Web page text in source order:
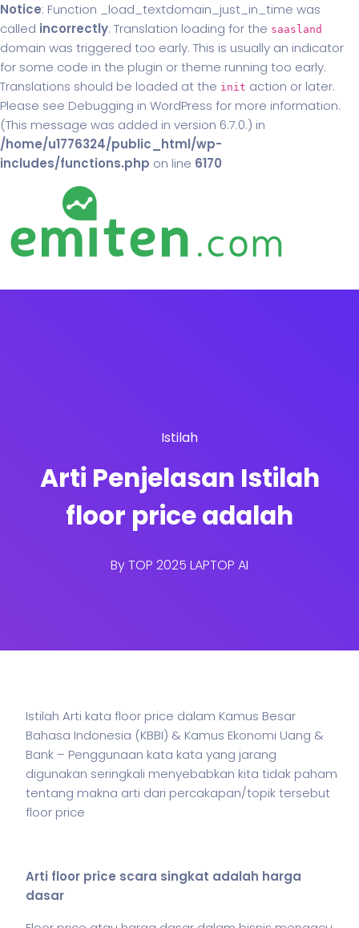
Notice: Function _load_textdomain_just_in_time was
called incorrectly. Translation loading for the saasland
domain was triggered too early. This is usually an indicator
for some code in the plugin or theme running too early.
Translations should be loaded at the init action or later.
Please see Debugging in WordPress for more information.
(This message was added in version 6.7.0.) in
/home/u1776324/public_html/wp-
includes/functions.php on line 6170
Istilah
Arti Penjelasan Istilah
floor price adalah
ByTOP 2025 LAPTOP AI
Istilah Arti kata floor price dalam Kamus Besar
Bahasa Indonesia (KBBI) & Kamus Ekonomi Uang &
Bank – Penggunaan kata kata yang jarang
digunakan seringkali menyebabkan kita tidak paham
tentang makna arti dari percakapan/topik tersebut
floor price
Arti floor price scara singkat adalah harga
dasar